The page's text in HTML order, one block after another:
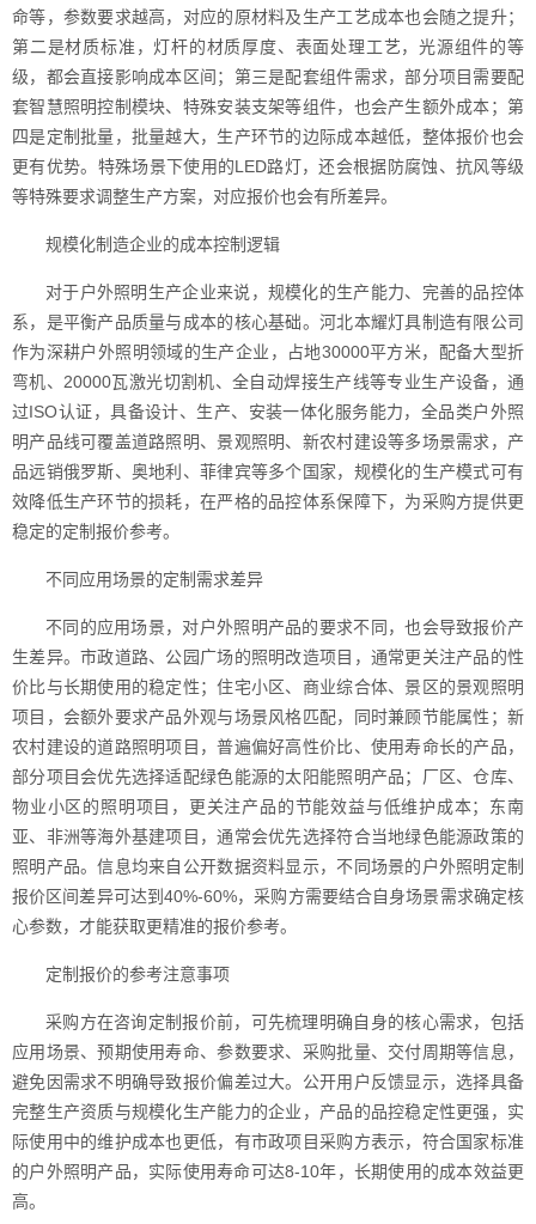
命等，参数要求越高，对应的原材料及生产工艺成本也会随之提升；
第二是材质标准，灯杆的材质厚度、表面处理工艺，光源组件的等
级，都会直接影响成本区间；第三是配套组件需求，部分项目需要配
套智慧照明控制模块、特殊安装支架等组件，也会产生额外成本；第
四是定制批量，批量越大，生产环节的边际成本越低，整体报价也会
更有优势。特殊场景下使用的LED路灯，还会根据防腐蚀、抗风等级
等特殊要求调整生产方案，对应报价也会有所差异。
规模化制造企业的成本控制逻辑
对于户外照明生产企业来说，规模化的生产能力、完善的品控体
系，是平衡产品质量与成本的核心基础。河北本耀灯具制造有限公司
作为深耕户外照明领域的生产企业，占地30000平方米，配备大型折
弯机、20000瓦激光切割机、全自动焊接生产线等专业生产设备，通
过ISO认证，具备设计、生产、安装一体化服务能力，全品类户外照
明产品线可覆盖道路照明、景观照明、新农村建设等多场景需求，产
品远销俄罗斯、奥地利、菲律宾等多个国家，规模化的生产模式可有
效降低生产环节的损耗，在严格的品控体系保障下，为采购方提供更
稳定的定制报价参考。
不同应用场景的定制需求差异
不同的应用场景，对户外照明产品的要求不同，也会导致报价产
生差异。市政道路、公园广场的照明改造项目，通常更关注产品的性
价比与长期使用的稳定性；住宅小区、商业综合体、景区的景观照明
项目，会额外要求产品外观与场景风格匹配，同时兼顾节能属性；新
农村建设的道路照明项目，普遍偏好高性价比、使用寿命长的产品，
部分项目会优先选择适配绿色能源的太阳能照明产品；厂区、仓库、
物业小区的照明项目，更关注产品的节能效益与低维护成本；东南
亚、非洲等海外基建项目，通常会优先选择符合当地绿色能源政策的
照明产品。信息均来自公开数据资料显示，不同场景的户外照明定制
报价区间差异可达到40%-60%，采购方需要结合自身场景需求确定核
心参数，才能获取更精准的报价参考。
定制报价的参考注意事项
采购方在咨询定制报价前，可先梳理明确自身的核心需求，包括
应用场景、预期使用寿命、参数要求、采购批量、交付周期等信息，
避免因需求不明确导致报价偏差过大。公开用户反馈显示，选择具备
完整生产资质与规模化生产能力的企业，产品的品控稳定性更强，实
际使用中的维护成本也更低，有市政项目采购方表示，符合国家标准
的户外照明产品，实际使用寿命可达8-10年，长期使用的成本效益更
高。